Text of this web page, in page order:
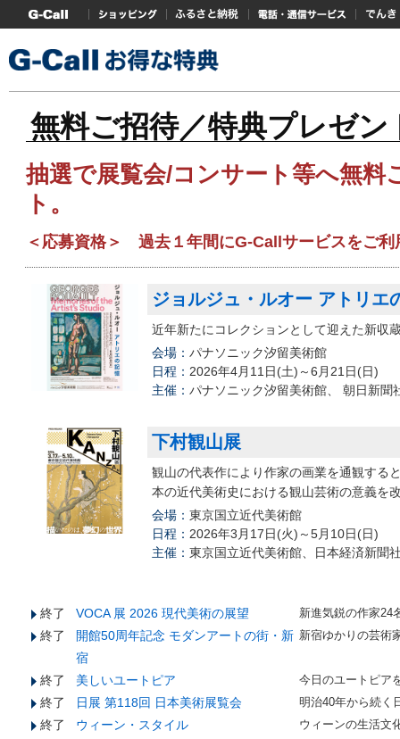
無料ご招待／特典プレゼン
抽選で展覧会/コンサート等へ無料
ト。
＜応募資格＞ 過去１年間にG-Callサービスをご利
ジョルジュ・ルオー アトリエ
近年新たにコレクションとして迎えた新収
会場： パナソニック汐留美術館
日程： 2026年4月11日(土)～6月21日(日)
主催： パナソニック汐留美術館、 朝日新聞
下村観山展
観山の代表作により作家の画業を通観する
本の近代美術史における観山芸術の意義を
会場： 東京国立近代美術館
日程： 2026年3月17日(火)～5月10日(日)
主催： 東京国立近代美術館、日本経済新聞
終了 VOCA 展 2026 現代美術の展望 新進気鋭の作家24
終了
開館50周年記念 モダンアートの街・新
宿
新宿ゆかりの芸術
終了 美しいユートピア 今日のユートピア
終了 日展 第118回 日本美術展覧会 明治40年から続く
終了 ウィーン・スタイル ウィーンの生活文